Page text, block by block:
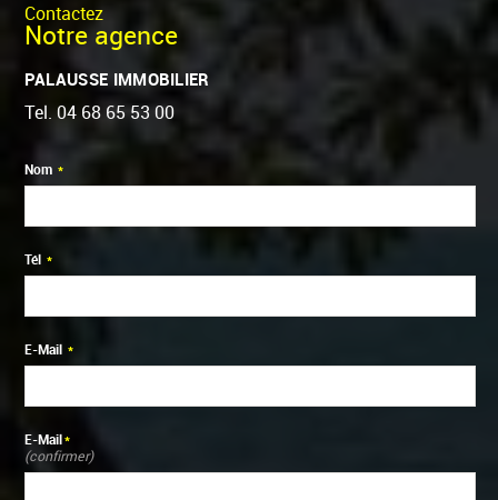
Contactez
Notre agence
PALAUSSE IMMOBILIER
Tel. 04 68 65 53 00
Nom *
Tél *
E-Mail *
E-Mail*
(confirmer)